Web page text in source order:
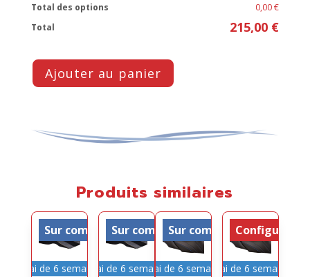
Total des options
0,00 €
Total
215,00 €
Ajouter au panier
Produits similaires
Sur commande
Délai de 6 semaines
Sur commande
Délai de 6 semaines
Sur commande
Délai de 6 semaines
Configurable
Délai de 6 semaines